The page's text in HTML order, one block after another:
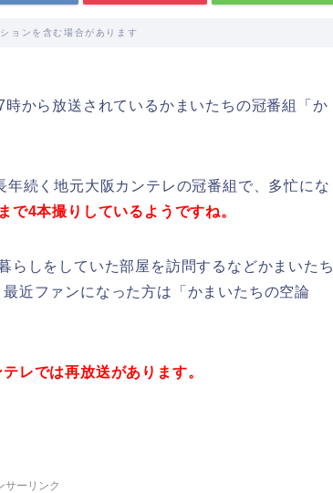
ョンを含む場合があります
から放送されているかまいたちの冠番組「か
続く地元大阪カンテレの冠番組で、多忙にな
で4本撮りしているようですね。
らしをしていた部屋を訪問するなどかまいたち
近ファンになった方は「かまいたちの空論
レでは再放送があります。
サーリンク